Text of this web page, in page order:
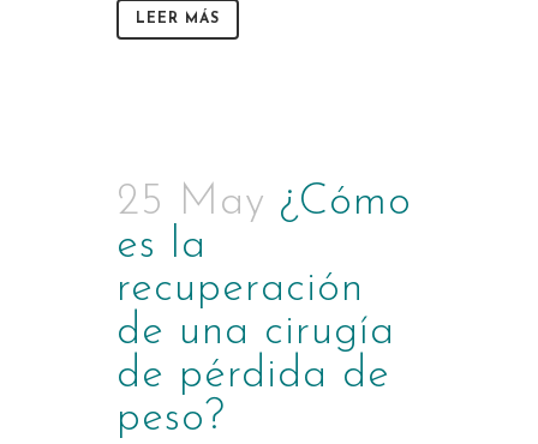
LEER MÁS
25 May ¿Cómo
es la
recuperación
de una cirugía
de pérdida de
peso?